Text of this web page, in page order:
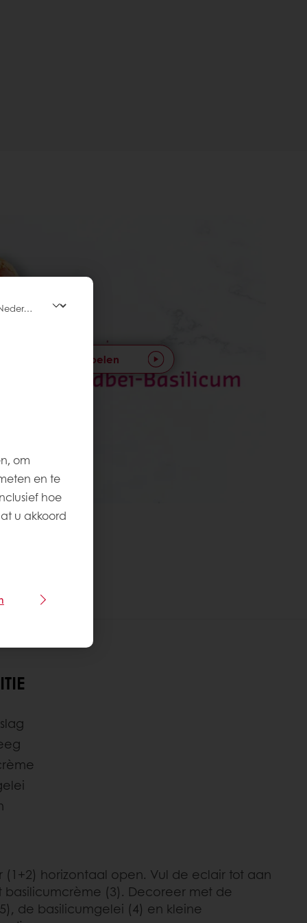
Video afspelen
(1+2) horizontaal open. Vul de eclair tot aan
(3). Decoreer met de
de basilicumgelei (4) en kleine
om
en te
hoe
u akkoord